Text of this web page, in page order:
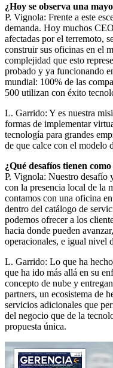
¿Hoy se observa una
P. Vignola: Frente a este
demanda. Hoy muchos
afectadas por el terremoto,
construir sus oficinas en el
complejidad que esto
probado y ya funcionando
mundial: 100% de las
500 utilizan con éxito
L. Garrido: Y es nuestra
formas de implementar
tecnología para grandes
de que calce con el modelo
¿Qué desafíos tienen
P. Vignola: Nuestro desafío
con la presencia local de la
contamos con una oficina
dentro del catálogo de
podemos ofrecer a los
hacia donde pueden
operacionales, e igual nivel
L. Garrido: Lo que ha
que ha ido más allá en su
concepto de nube y
partners, un ecosistema de
servicios adicionales que
del negocio que de la
propuesta única.